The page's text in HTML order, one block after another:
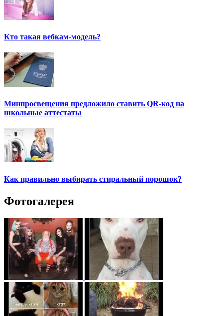
Кто такая вебкам-модель?
Минпросвещения предложило ставить QR-код на
школьные аттестаты
Как правильно выбирать стиральный порошок?
Фотогалерея